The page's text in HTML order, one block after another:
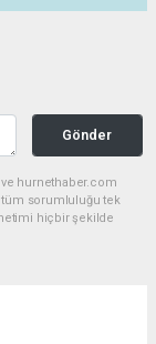
Gönder
ve hurnethaber.com
tüm sorumluluğu tek
hiçbir şekilde